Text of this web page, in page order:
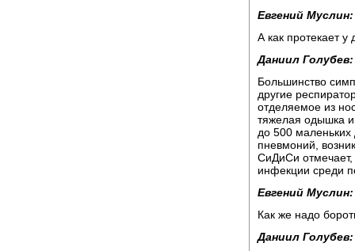
Евгений Муслин:
А как протекает
Даниил Голубев:
Большинство
другие
отделяемое из
тяжелая одышка
до 500 маленьких
пневмоний,
СиДиСи отмечает,
инфекции среди
Евгений Муслин:
Как же надо
Даниил Голубев: